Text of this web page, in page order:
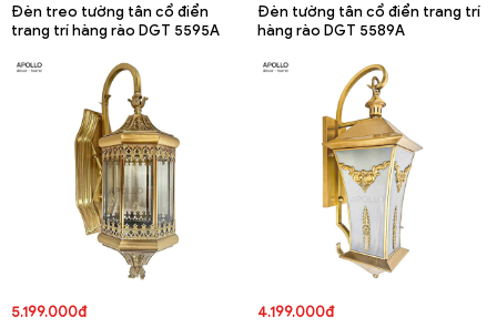
Đèn treo tường tân cổ điển
trang trí hàng rào DGT 5595A
Đèn tường tân cổ điển trang trí
hàng rào DGT 5589A
5.199.000đ
4.199.000đ